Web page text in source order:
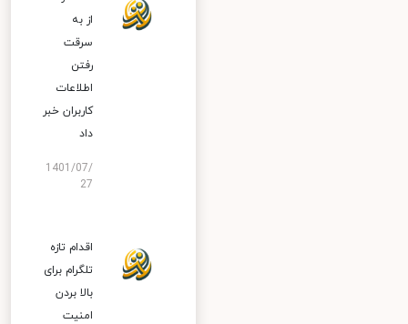
از به
سرقت
رفتن
اطلاعات
کاربران خبر
داد
1401/07/
27
اقدام تازه
تلگرام برای
بالا بردن
امنیت